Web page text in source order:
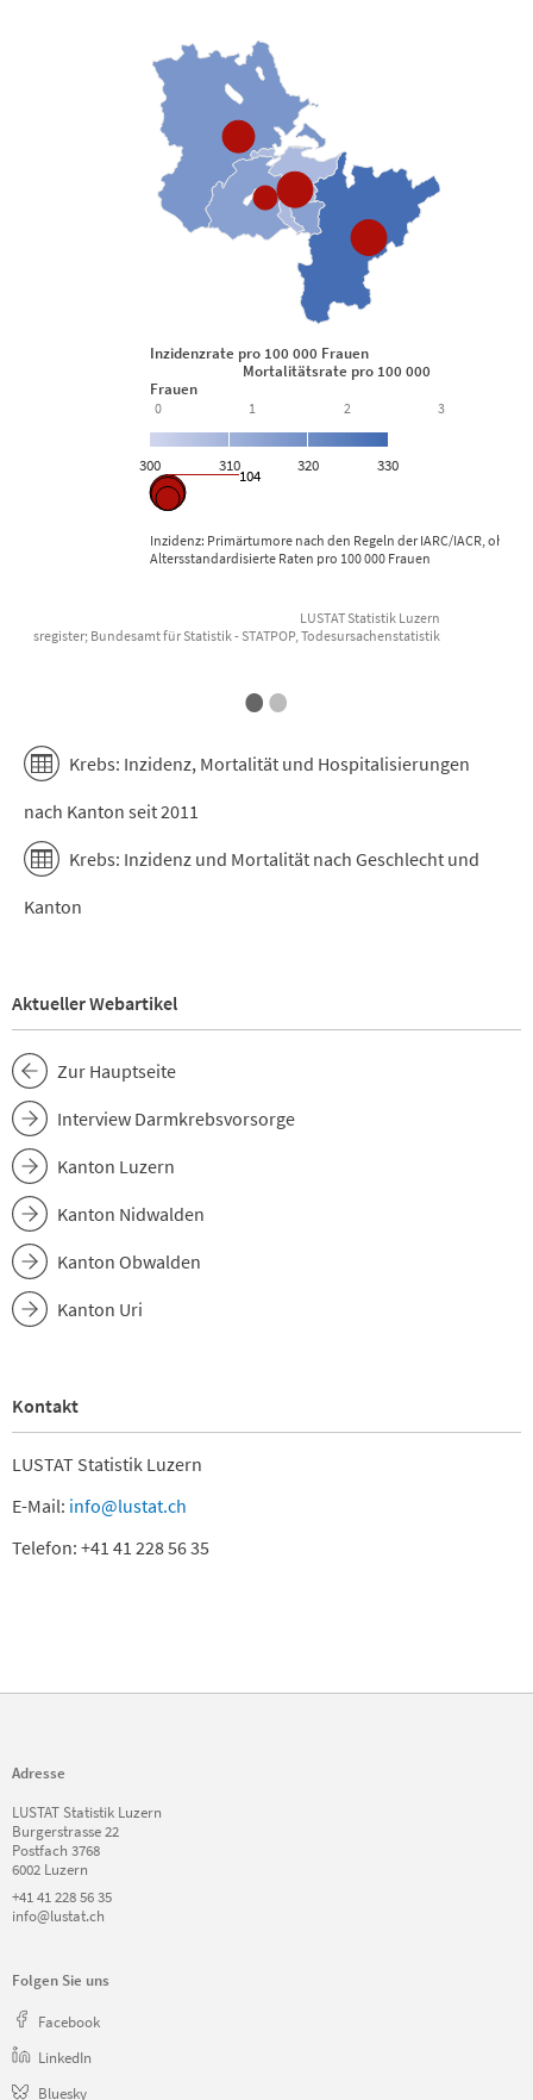
Inzidenz: Primärtumore nach den Regeln der IARC/IACR,
Altersstandardisierte Raten pro 100 000 Frauen
300 310 320 330
104
Inzidenzrate pro 100 000 Frauen
Mortalitätsrate pro 100 000
Frauen
0 1 2 3
LUSTAT Statistik Luzern
Bundesamt für Statistik - STATPOP, Todesursachenstatistik
Datenquelle: Zentralschweizer
••
Krebs: Inzidenz, Mortalität und Hospitalisierungen
nach Kanton seit 2011
Krebs: Inzidenz und Mortalität nach Geschlecht und
Kanton
Aktueller Webartikel
Zur Hauptseite
Interview Darmkrebsvorsorge
Kanton Luzern
Kanton Nidwalden
Kanton Obwalden
Kanton Uri
Kontakt
LUSTAT Statistik Luzern
E-Mail: info@lustat.ch
Telefon: +41 41 228 56 35
Adresse
LUSTAT Statistik Luzern
Burgerstrasse 22
Postfach 3768
6002 Luzern
+41 41 228 56 35
info@lustat.ch
Folgen Sie uns
Facebook
LinkedIn
Bluesky